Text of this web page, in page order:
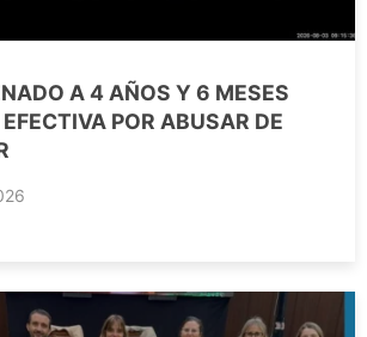
A 4 AÑOS Y 6 MESES
POR ABUSAR DE